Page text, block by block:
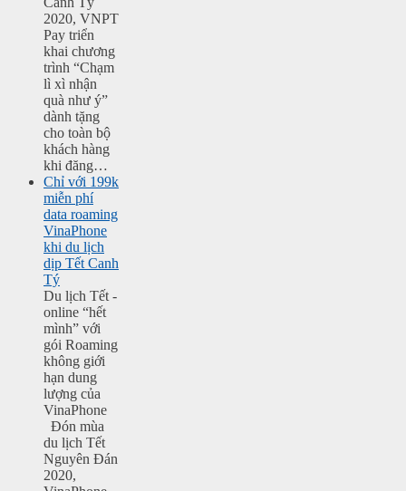
2020, VNPT
Pay triển
khai chương
trình “Chạm
lì xì nhận
quà như ý”
dành tặng
cho toàn bộ
khách hàng
khi đăng…
Chỉ với 199k
miễn phí
data roaming
VinaPhone
khi du lịch
dịp Tết Canh
Tý
Du lịch Tết -
online “hết
mình” với
gói Roaming
không giới
hạn dung
lượng của
VinaPhone
Đón mùa
du lịch Tết
Nguyên Đán
2020,